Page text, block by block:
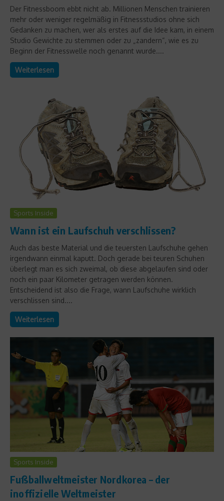
Der Fitnessboom ebbt nicht ab. Millionen Menschen trainieren
mehr oder weniger regelmäßig in Fitnessstudios ohne sich
Gedanken zu machen, wer als erstes auf die Idee kam, in einem
Studio Gewichte zu stemmen oder zu „zandern“, wie es zu
Beginn der Fitnesswelle noch genannt wurde....
Weiterlesen
Sports Inside
Wann ist ein Laufschuh verschlissen?
Auch das beste Material und die teuersten Laufschuhe gehen
irgendwann einmal kaputt. Doch gerade bei teuren Schuhen
überlegt man es sich zweimal, ob diese abgelaufen sind oder
noch ein paar Kilometer getragen werden können.
Entscheidend ist also die Frage, wann Laufschuhe wirklich
verschlissen sind....
Weiterlesen
Sports Inside
Fußballweltmeister Nordkorea – der
inoffizielle Weltmeister